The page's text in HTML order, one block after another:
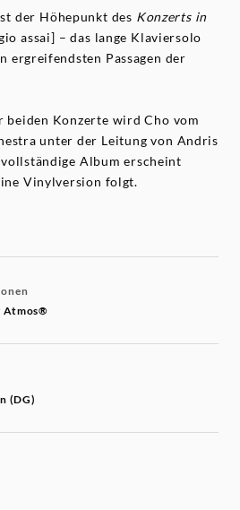
der Höhepunkt des Konzerts in
assai] – das lange Klaviersolo
ergreifendsten Passagen der
beiden Konzerte wird Cho vom
unter der Leitung von Andris
Album erscheint
Vinylversion folgt.
Atmos®
(DG)